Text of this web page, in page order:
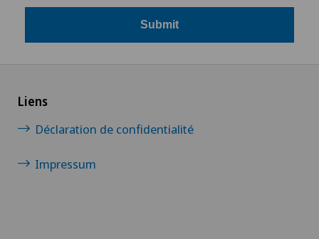
Submit
Liens
Déclaration de confidentialité
Impressum